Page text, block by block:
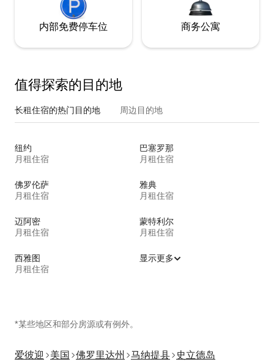
内部免费停车位 商务公寓
值得探索的目的地
长租住宿的热门目的地 周边目的地
纽约
月租住宿
巴塞罗那
月租住宿
佛罗伦萨
月租住宿
雅典
月租住宿
迈阿密
月租住宿
蒙特利尔
月租住宿
西雅图
月租住宿
显示更多
*某些地区和部分房源或有例外。
爱彼迎 美国 佛罗里达州 马纳提县 史立德岛